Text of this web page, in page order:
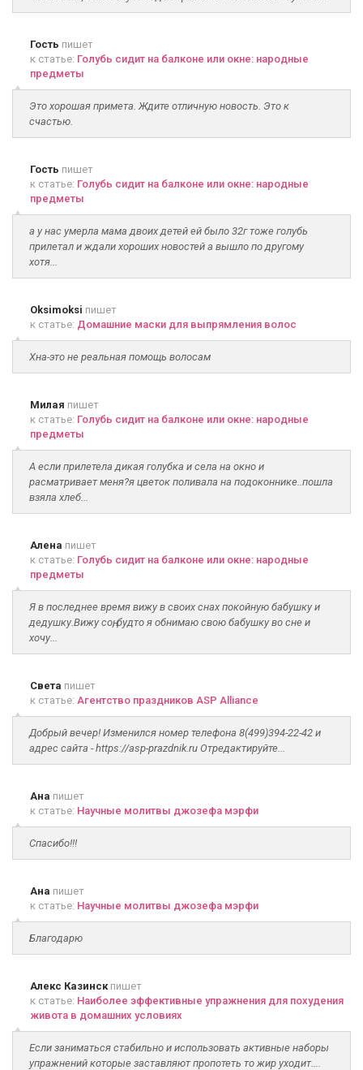
Гость пишет
к статье: Голубь сидит на балконе или окне: народные
предметы
Это хорошая примета. Ждите отличную новость. Это к
счастью.
Гость пишет
к статье: Голубь сидит на балконе или окне: народные
предметы
а у нас умерла мама двоих детей ей было 32г тоже голубь
прилетал и ждали хороших новостей а вышло по другому
хотя...
Oksimoksi пишет
к статье: Домашние маски для выпрямления волос
Хна-это не реальная помощь волосам
Милая пишет
к статье: Голубь сидит на балконе или окне: народные
предметы
А если прилетела дикая голубка и села на окно и
расматривает меня?я цветок поливала на подоконнике..пошла
взяла хлеб...
Алена пишет
к статье: Голубь сидит на балконе или окне: народные
предметы
Я в последнее время вижу в своих снах покойную бабушку и
дедушку.Вижу соң, будто я обнимаю свою бабушку во сне и
хочу...
Света пишет
к статье: Агентство праздников ASP Alliance
Добрый вечер! Изменился номер телефона 8(499)394-22-42 и
адрес сайта - https://asp-prazdnik.ru Отредактируйте...
Ана пишет
к статье: Научные молитвы джозефа мэрфи
Спасибо!!!
Ана пишет
к статье: Научные молитвы джозефа мэрфи
Благодарю
Алекс Казинскпишет
к статье: Наиболее эффективные упражнения для похудения
живота в домашних условиях
Если заниматься стабильно и использовать активные наборы
упражнений которые заставляют пропотеть то жир уходит....